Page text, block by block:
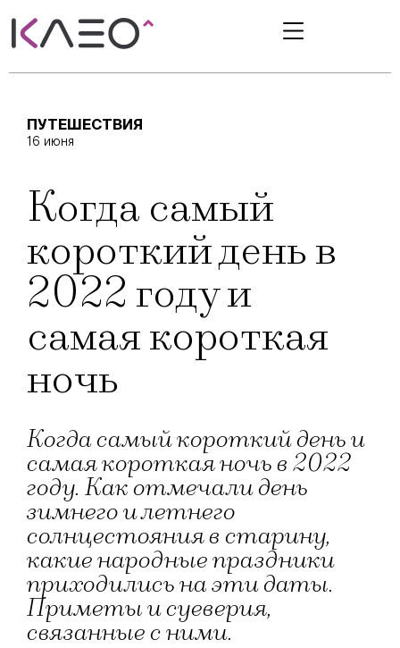
ПУТЕШЕСТВИЯ
16 июня
Когда самый
короткий день в
2022 году и
самая короткая
ночь
Когда самый короткий день и
самая короткая ночь в 2022
году. Как отмечали день
зимнего и летнего
солнцестояния в старину,
какие народные праздники
приходились на эти даты.
Приметы и суеверия,
связанные с ними.